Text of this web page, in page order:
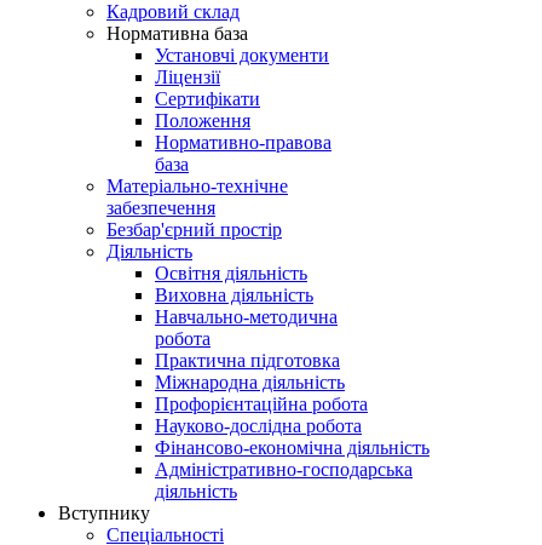
Кадровий склад
Нормативна база
Установчі документи
Ліцензії
Сертифікати
Положення
Нормативно-правова
база
Матеріально-технічне
забезпечення
Безбар'єрний простір
Діяльність
Освітня діяльність
Виховна діяльність
Навчально-методична
робота
Практична підготовка
Міжнародна діяльність
Профорієнтаційна робота
Науково-дослідна робота
Фінансово-економічна діяльність
Адміністративно-господарська
діяльність
Вступнику
Спеціальності